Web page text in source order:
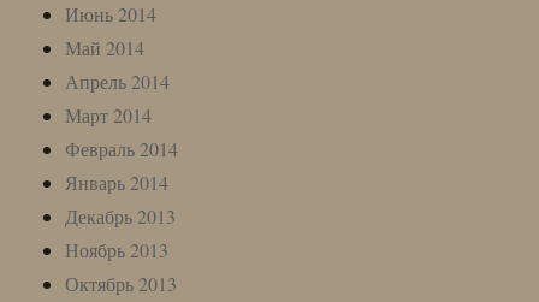
Июнь 2014
Май 2014
Апрель 2014
Март 2014
Февраль 2014
Январь 2014
Декабрь 2013
Ноябрь 2013
Октябрь 2013